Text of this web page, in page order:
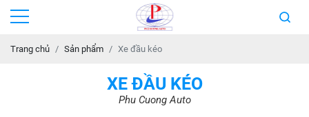
Trang chủ Sản phẩm Xe đầu kéo
XE ĐẦU KÉO
Phu Cuong Auto